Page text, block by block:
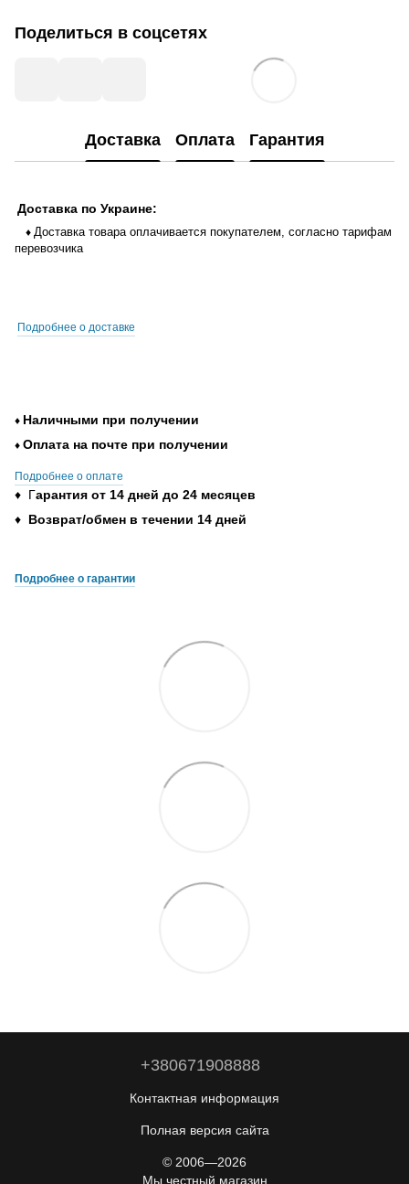
Поделиться в соцсетях
Доставка Оплата Гарантия
Доставка по Украине:
♦ Доставка товара оплачивается покупателем, согласно тарифам
перевозчика
Подробнее о доставке
♦ Наличными при получении
♦ Оплата на почте при получении
Подробнее о оплате
♦ Гарантия от 14 дней до 24 месяцев
♦ Возврат/обмен в течении 14 дней
Подробнее о гарантии
+380671908888
Контактная информация
Полная версия сайта
© 2006—2026
Мы честный магазин